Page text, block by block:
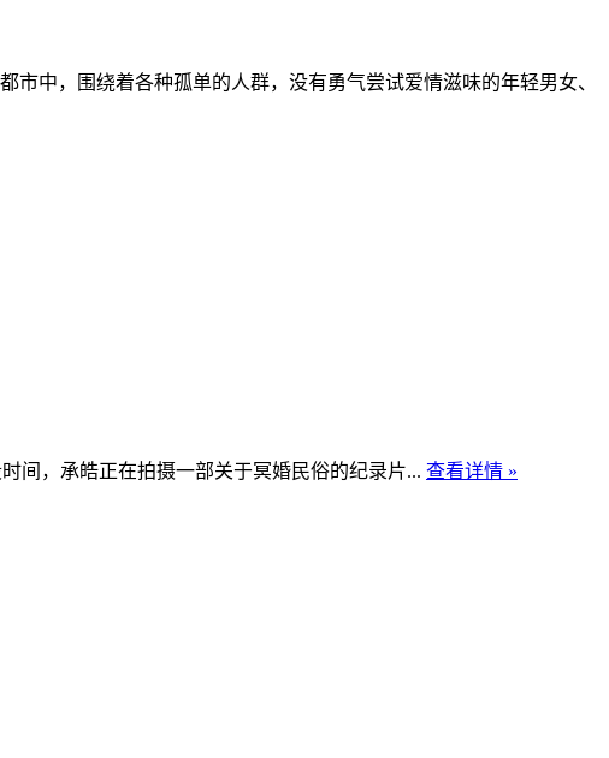
中，围绕着各种孤单的人群，没有勇气尝试爱情滋味的年轻男女、
间，承皓正在拍摄一部关于冥婚民俗的纪录片... 查看详情 »